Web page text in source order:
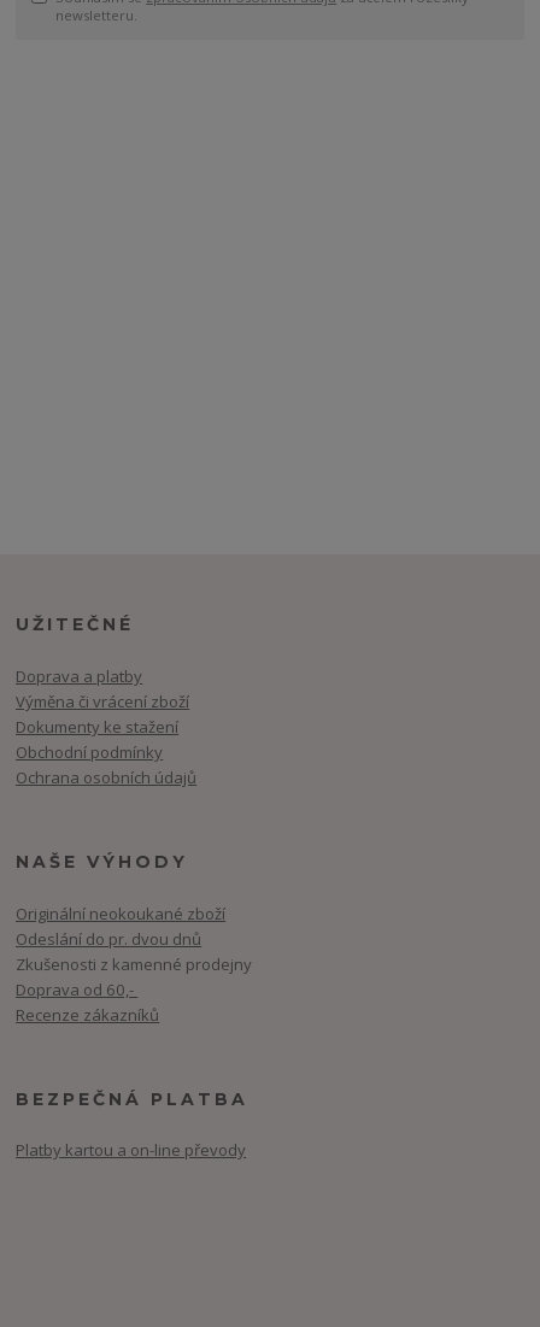
newsletteru.
UŽITEČNÉ
Doprava a platby
Výměna či vrácení zboží
Dokumenty ke stažení
Obchodní podmínky
Ochrana osobních údajů
NAŠE VÝHODY
Originální neokoukané zboží
Odeslání do pr. dvou dnů
Zkušenosti z kamenné prodejny
Doprava od 60,-
Recenze zákazníků
BEZPEČNÁ PLATBA
Platby kartou a on-line převody